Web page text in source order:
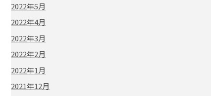
2022年5月
2022年4月
2022年3月
2022年2月
2022年1月
2021年12月